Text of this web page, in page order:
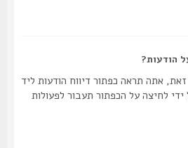
תראה כפתור דיווח הודעות ליד
על הכפתור תעבור לפעולות